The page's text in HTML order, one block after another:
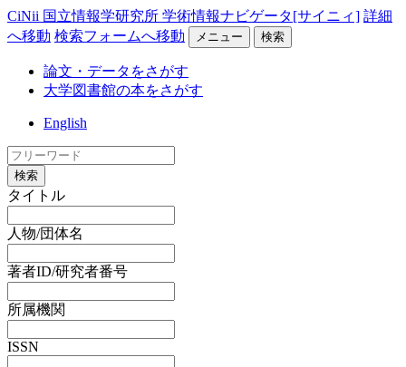
CiNii 国立情報学研究所 学術情報ナビゲータ[サイニィ] 詳細
へ移動 検索フォームへ移動 メニュー 検索
論文・データをさがす
大学図書館の本をさがす
English
検索
タイトル
人物/団体名
著者ID/研究者番号
所属機関
ISSN